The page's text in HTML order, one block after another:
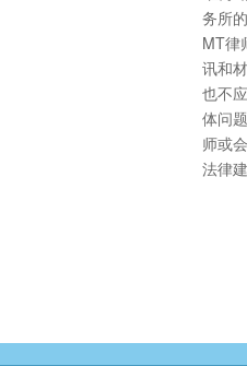
务所
MT律
讯和
也不
体问
师或
法律